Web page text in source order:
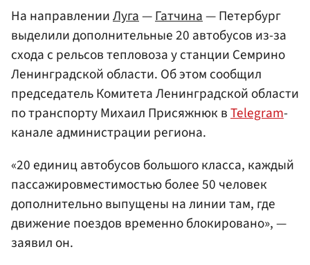
На направленииЛуга—Гатчина— Петербург
выделили дополнительные 20 автобусов из-за
схода с рельсов тепловоза у станции Семрино
Ленинградской области. Об этом сообщил
председатель Комитета Ленинградской области
по транспорту Михаил Присяжнюк вTelegram-
канале администрации региона.
«20 единиц автобусов большого класса, каждый
пассажировместимостью более 50 человек
дополнительно выпущены на линии там, где
движение поездов временно блокировано», —
заявил он.